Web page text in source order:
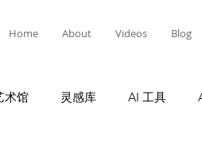
Home About Videos Blog
术馆 灵感库 AI 工具